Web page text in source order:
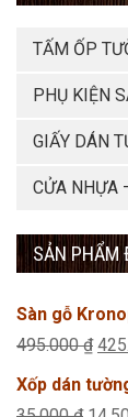
TẤM ỐP
PHỤ KIỆN
GIẤY DÁN
CỬA NHỰA
SẢN PHẨM
Sàn gỗ
495.000₫ Giá
gốc
là:
Xốp dán